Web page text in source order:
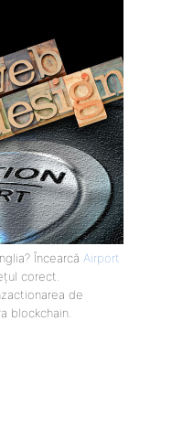
ÎncearcăAirport
corect.
de
blockchain.